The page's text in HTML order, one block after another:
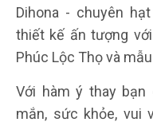
Dihona - chuyên
thiết kế ấn tượng
Phúc Lộc Thọ và
Với hàm ý thay bạn
mắn, sức khỏe, vui